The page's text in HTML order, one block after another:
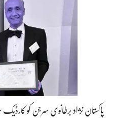
پاکستان نژاد برطانوی سرجن کو